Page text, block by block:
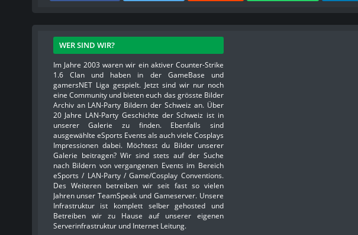
WER SIND WIR?
Im Jahre 2003 waren wir ein aktiver Counter-Strike
1.6 Clan und haben in der GameBase und
gamersNET Liga gespielt. Jetzt sind wir nur noch
eine Community und bieten euch das grösste Bilder
Archiv an LAN-Party Bildern der Schweiz an. Über
20 Jahre LAN-Party Geschichte der Schweiz ist in
unserer Galerie zu finden. Ebenfalls sind
ausgewählte eSports Events als auch viele Cosplays
Impressionen dabei. Möchtest du Bilder unserer
Galerie beitragen? Wir sind stets auf der Suche
nach Bildern von vergangenen Events im Bereich
eSports / LAN-Party / Game/Cosplay Conventions.
Des Weiteren betreiben wir seit fast so vielen
Jahren unser TeamSpeak und Gameserver. Unsere
Infrastruktur ist komplett selber gehosted und
Betreiben wir zu Hause auf unserer eigenen
Serverinfrastruktur und Internet Leitung.